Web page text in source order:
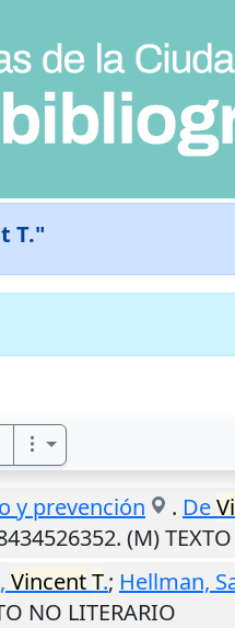
T."
y prevención . De
(M)
, VincentT.; Hellman,
NO LITERARIO